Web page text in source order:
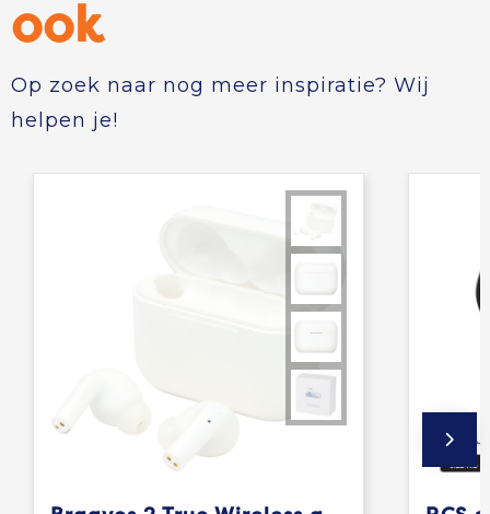
ook
Op zoek naar nog meer inspiratie? Wij
helpen je!